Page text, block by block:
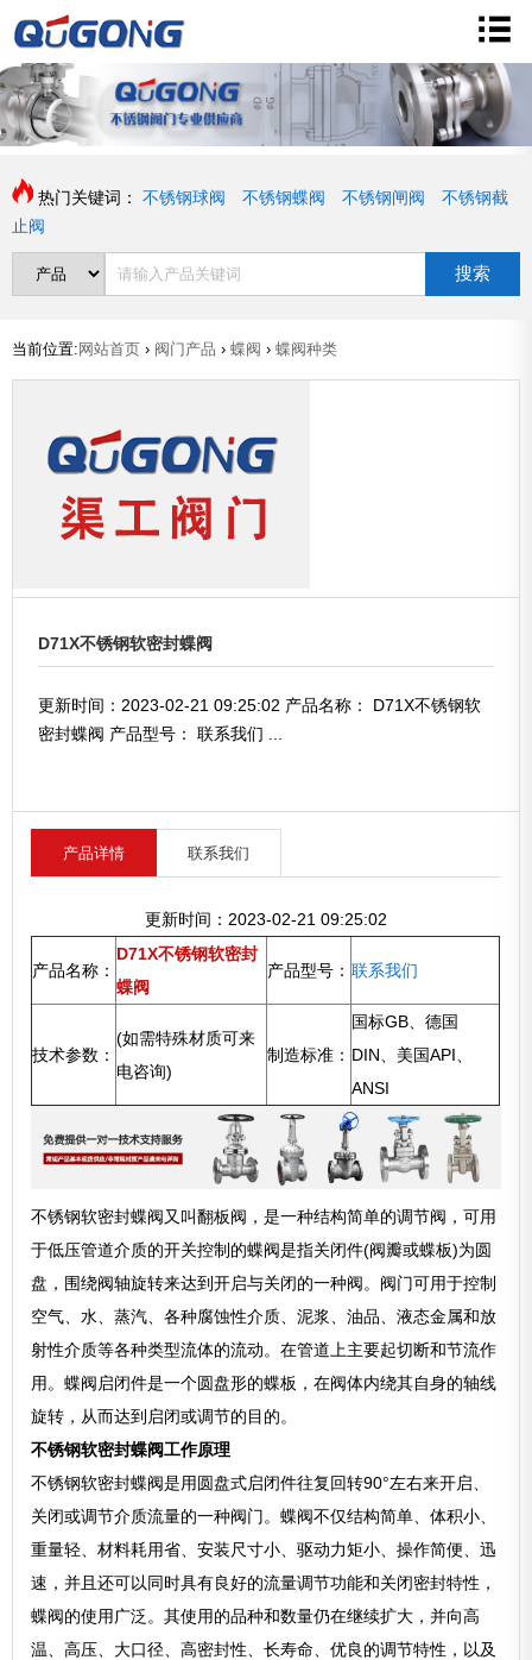
热门关键词： 不锈钢球阀 不锈钢蝶阀 不锈钢闸阀
不锈钢截
止阀
搜索
当前位置: 网站首页 › 阀门产品 › 蝶阀 › 蝶阀种类
D71X不锈钢软密封蝶阀
更新时间：2023-02-21 09:25:02 产品名称： D71X不锈钢软
密封蝶阀 产品型号： 联系我们 ...
产品详情 联系我们
更新时间：2023-02-21 09:25:02
产品名称：
D71X不锈钢软密封
蝶阀
产品型号： 联系我们
技术参数：
(如需特殊材质可来
电咨询)
制造标准：
国标GB、德国
DIN、美国API、
ANSI
不锈钢软密封蝶阀又叫翻板阀，是一种结构简单的调节阀，可用
于低压管道介质的开关控制的蝶阀是指关闭件(阀瓣或蝶板)为圆
盘，围绕阀轴旋转来达到开启与关闭的一种阀。阀门可用于控制
空气、水、蒸汽、各种腐蚀性介质、泥浆、油品、液态金属和放
射性介质等各种类型流体的流动。在管道上主要起切断和节流作
用。蝶阀启闭件是一个圆盘形的蝶板，在阀体内绕其自身的轴线
旋转，从而达到启闭或调节的目的。
不锈钢软密封蝶阀工作原理
不锈钢软密封蝶阀是用圆盘式启闭件往复回转90°左右来开启、
关闭或调节介质流量的一种阀门。蝶阀不仅结构简单、体积小、
重量轻、材料耗用省、安装尺寸小、驱动力矩小、操作简便、迅
速，并且还可以同时具有良好的流量调节功能和关闭密封特性，
蝶阀的使用广泛。其使用的品种和数量仍在继续扩大，并向高
温、高压、大口径、高密封性、长寿命、优良的调节特性，以及